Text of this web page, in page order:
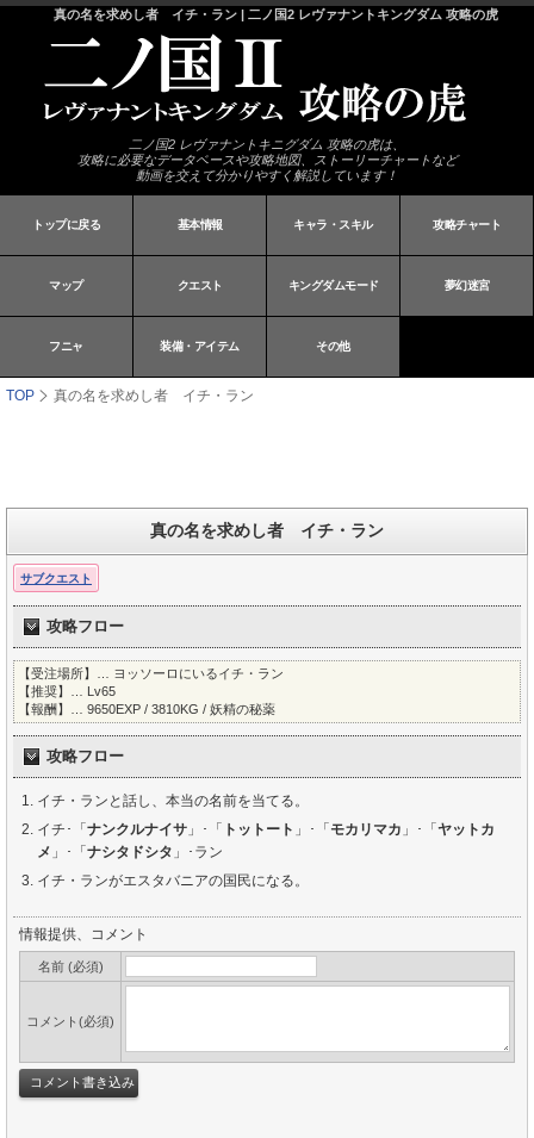
真の名を求めし者 イチ・ラン | 二ノ国2 レヴァナントキングダム 攻略の虎
二ノ国2 レヴァナントキニグダム 攻略の虎は、
攻略に必要なデータベースや攻略地図、ストーリーチャートなど
動画を交えて分かりやすく解説しています！
トップに戻る 基本情報 キャラ・スキル 攻略チャート
マップ クエスト キングダムモード 夢幻迷宮
フニャ 装備・アイテム その他
TOP 真の名を求めし者 イチ・ラン
真の名を求めし者 イチ・ラン
サブクエスト
攻略フロー
【受注場所】… ヨッソーロにいるイチ・ラン
【推奨】… Lv65
【報酬】… 9650EXP / 3810KG / 妖精の秘薬
攻略フロー
イチ・ランと話し、本当の名前を当てる。
イチ･「 ナンクルナイサ 」･「 トットート 」･「 モカリマカ 」･「 ヤットカ
メ 」･「 ナシタドシタ 」･ラン
イチ・ランがエスタバニアの国民になる。
情報提供、コメント
名前 (必須)
コメント(必須)